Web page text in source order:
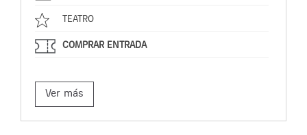
TEATRO
COMPRAR ENTRADA
Ver más